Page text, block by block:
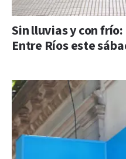
Sin lluvias y con
Entre Ríos este